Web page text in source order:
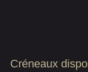
Créneaux